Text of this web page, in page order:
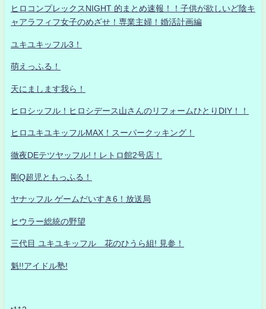
ヒロコンプレックスNIGHT 的まとめ速報！！子供が欲しいど陰キ
ャアラフィフ女子のめざせ！専業主婦！婚活計画編
ユキユキッフル3！
萌えっふる！
天にまします我ら！
ヒロシッフル！ヒロシデース山さんのリフォームひとりDIY！！
ヒロユキユキッフルMAX！スーパークッキング！
徹夜DEテツヤッフル!！レトロ館2号店！
剛Q超児ともっふる！
ヤナッフル ゲームだいすき6！放送局
ヒウラー総統の野望
三代目 ユキユキッフル 花のひうら組! 見参！
魁!!アイドル塾!